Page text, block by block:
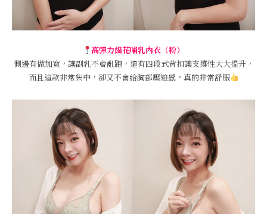
高彈力緹花哺乳內衣（粉）
側邊有做加寬，讓副乳不會亂跑，還有四段式背扣讓支撐性大大提升，
而且這款非常集中，卻又不會給胸部壓迫感，真的非常舒服